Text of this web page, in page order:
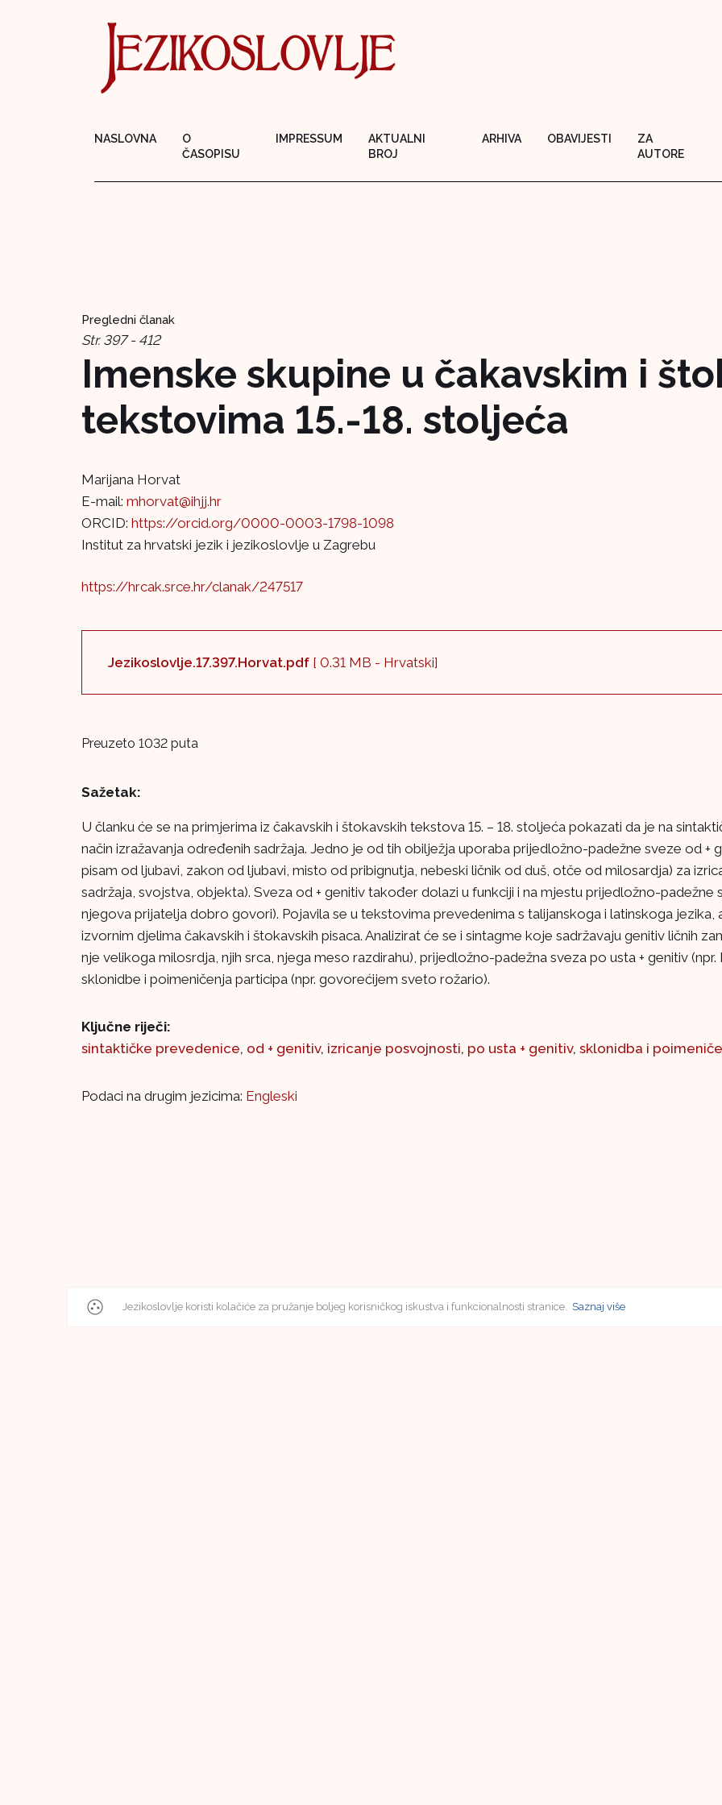
NASLOVNA
O
ČASOPISU
IMPRESSUM
AKTUALNI
BROJ
ARHIVA OBAVIJESTI
ZA
AUTORE
Pregledni članak
Str. 397 - 412
Imenske skupine u čakavskim i
tekstovima 15.-18. stoljeća
Marijana Horvat
E-mail: mhorvat@ihjj.hr
ORCID: https://orcid.org/0000-0003-1798-1098
Institut za hrvatski jezik i jezikoslovlje u Zagrebu
https://hrcak.srce.hr/clanak/247517
Jezikoslovlje.17.397.Horvat.pdf [ 0.31 MB - Hrvatski]
Preuzeto 1032 puta
Sažetak:
U članku će se na primjerima iz čakavskih i štokavskih tekstova 15. – 18. stoljeća pokazati da je na
način izražavanja određenih sadržaja. Jedno je od tih obilježja uporaba prijedložno-padežne sveze od +
pisam od ljubavi, zakon od ljubavi, misto od pribignutja, nebeski ličnik od duš, otče od milosardja) za
sadržaja, svojstva, objekta). Sveza od + genitiv također dolazi u funkciji i na mjestu prijedložno-padežne
njegova prijatelja dobro govori). Pojavila se u tekstovima prevedenima s talijanskoga i latinskoga jezika,
izvornim djelima čakavskih i štokavskih pisaca. Analizirat će se i sintagme koje sadržavaju genitiv ličnih
nje velikoga milosrdja, njih srca, njega meso razdirahu), prijedložno-padežna sveza po usta + genitiv
sklonidbe i poimeničenja participa (npr. govorećijem sveto rožario).
Ključne riječi:
sintaktičke prevedenice, od + genitiv, izricanje posvojnosti, po usta + genitiv, sklonidba i
Podaci na drugim jezicima: Engleski
Jezikoslovlje koristi kolačiće za pružanje boljeg korisničkog iskustva i funkcionalnosti stranice. Saznaj više